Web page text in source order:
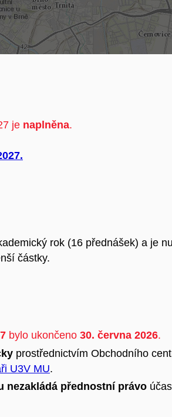
je naplněna.
rok (16 přednášek) a je
částky.
bylo ukončeno 30. června 2026.
prostřednictvím Obchodního
U3V MU.
nezakládá přednostní právo